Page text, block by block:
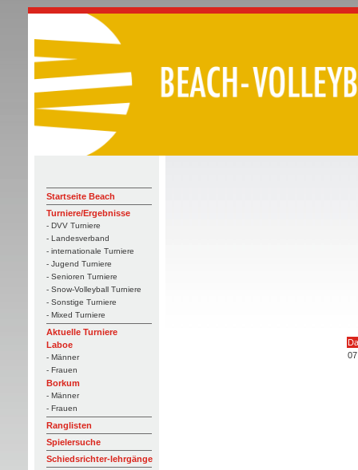
Startseite Beach
Turniere/Ergebnisse
- DVV Turniere
- Landesverband
- internationale Turniere
- Jugend Turniere
- Senioren Turniere
- Snow-Volleyball Turniere
- Sonstige Turniere
- Mixed Turniere
Aktuelle Turniere
Laboe
- Männer
- Frauen
Borkum
- Männer
- Frauen
Ranglisten
Spielersuche
Schiedsrichter-lehrgänge